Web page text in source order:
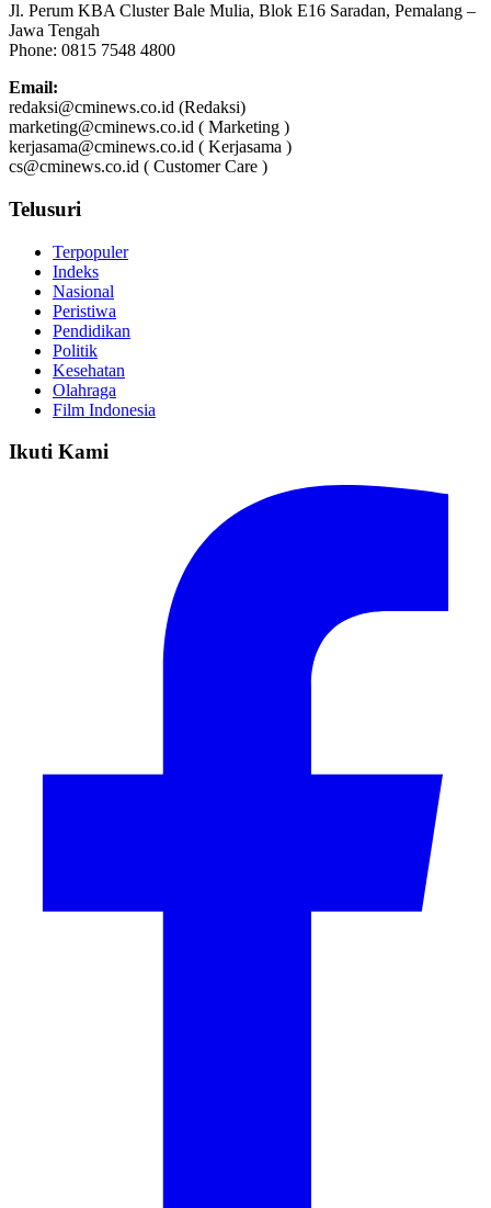
Jl. Perum KBA Cluster Bale Mulia, Blok E16 Saradan, Pemalang –
Jawa Tengah
Phone: 0815 7548 4800
Email:
redaksi@cminews.co.id (Redaksi)
marketing@cminews.co.id ( Marketing )
kerjasama@cminews.co.id ( Kerjasama )
cs@cminews.co.id ( Customer Care )
Telusuri
Terpopuler
Indeks
Nasional
Peristiwa
Pendidikan
Politik
Kesehatan
Olahraga
Film Indonesia
Ikuti Kami